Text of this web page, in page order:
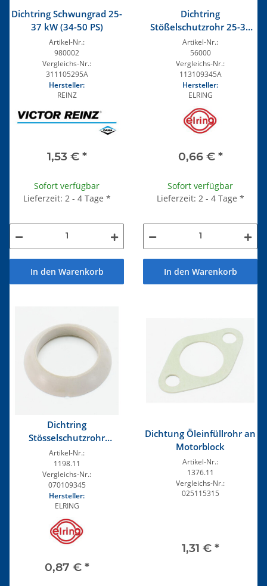
Dichtring Schwungrad 25-
37 kW (34-50 PS)
Artikel-Nr.:
980002
Vergleichs-Nr.:
311105295A
Hersteller:
REINZ
1,53 € *
Sofort verfügbar
Lieferzeit: 2 - 4 Tage *
In den Warenkorb
Dichtring
Stößelschutzrohr 25-37
kW (34-50 PS), alle WBX
Artikel-Nr.:
56000
Vergleichs-Nr.:
113109345A
Hersteller:
ELRING
0,66 € *
Sofort verfügbar
Lieferzeit: 2 - 4 Tage *
In den Warenkorb
Dichtring
Stösselschutzrohr
Motorseite
Artikel-Nr.:
1198.11
Vergleichs-Nr.:
070109345
Hersteller:
ELRING
0,87 € *
Dichtung Öleinfüllrohr an
Motorblock
Artikel-Nr.:
1376.11
Vergleichs-Nr.:
025115315
1,31 € *